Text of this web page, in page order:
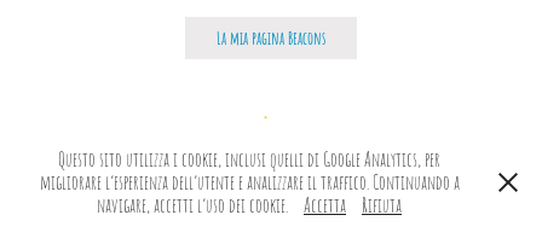
La mia pagina Beacons
↑
Powered byAdobe Portfolio
Questo sito utilizza i cookie, inclusi quelli di Google Analytics, per
migliorare l’esperienza dell’utente e analizzare il traffico. Continuando a
navigare, accetti l’uso dei cookie.
Accetta Rifiuta